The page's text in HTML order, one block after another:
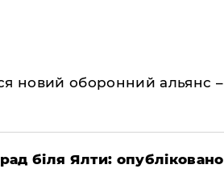
новий оборонний альянс –
біля Ялти: опубліковано